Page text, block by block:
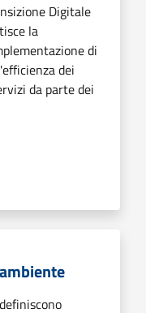
Digitale
la
di
dei
da parte dei